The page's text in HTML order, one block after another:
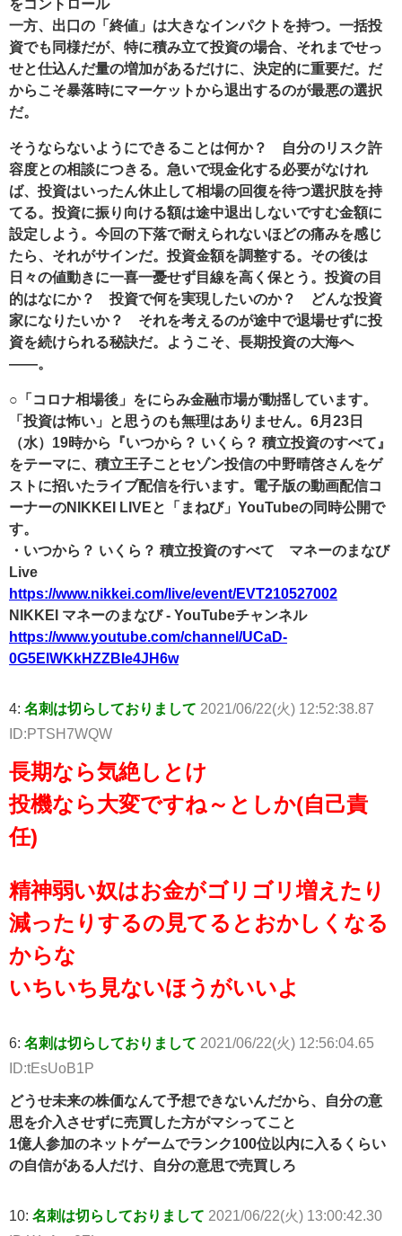
をコントロール
一方、出口の「終値」は大きなインパクトを持つ。一括投
資でも同様だが、特に積み立て投資の場合、それまでせっ
せと仕込んだ量の増加があるだけに、決定的に重要だ。だ
からこそ暴落時にマーケットから退出するのが最悪の選択
だ。
そうならないようにできることは何か？ 自分のリスク許
容度との相談につきる。急いで現金化する必要がなけれ
ば、投資はいったん休止して相場の回復を待つ選択肢を持
てる。投資に振り向ける額は途中退出しないですむ金額に
設定しよう。今回の下落で耐えられないほどの痛みを感じ
たら、それがサインだ。投資金額を調整する。その後は
日々の値動きに一喜一憂せず目線を高く保とう。投資の目
的はなにか？ 投資で何を実現したいのか？ どんな投資
家になりたいか？ それを考えるのが途中で退場せずに投
資を続けられる秘訣だ。ようこそ、長期投資の大海へ
――。
○「コロナ相場後」をにらみ金融市場が動揺しています。
「投資は怖い」と思うのも無理はありません。6月23日
（水）19時から『いつから？ いくら？ 積立投資のすべて』
をテーマに、積立王子ことセゾン投信の中野晴啓さんをゲ
ストに招いたライブ配信を行います。電子版の動画配信コ
ーナーのNIKKEI LIVEと「まねび」YouTubeの同時公開で
す。
・いつから？ いくら？ 積立投資のすべて マネーのまなび
Live
https://www.nikkei.com/live/event/EVT210527002
NIKKEI マネーのまなび - YouTubeチャンネル
https://www.youtube.com/channel/UCaD-
0G5ElWKkHZZBIe4JH6w
4: 名刺は切らしておりまして 2021/06/22(火) 12:52:38.87
ID:PTSH7WQW
長期なら気絶しとけ
投機なら大変ですね～としか(自己責
任)
精神弱い奴はお金がゴリゴリ増えたり
減ったりするの見てるとおかしくなる
からな
いちいち見ないほうがいいよ
6: 名刺は切らしておりまして 2021/06/22(火) 12:56:04.65
ID:tEsUoB1P
どうせ未来の株価なんて予想できないんだから、自分の意
思を介入させずに売買した方がマシってこと
1億人参加のネットゲームでランク100位以内に入るくらい
の自信がある人だけ、自分の意思で売買しろ
10: 名刺は切らしておりまして 2021/06/22(火) 13:00:42.30